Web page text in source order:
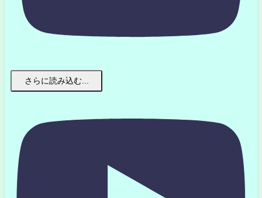
さらに読み込む...